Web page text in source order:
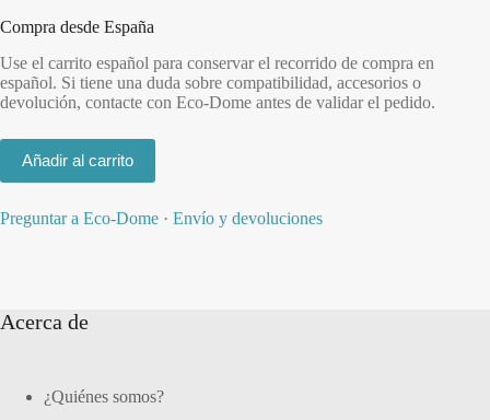
Compra desde España
Use el carrito español para conservar el recorrido de compra en
español. Si tiene una duda sobre compatibilidad, accesorios o
devolución, contacte con Eco-Dome antes de validar el pedido.
Añadir al carrito
Preguntar a Eco-Dome · Envío y devoluciones
Acerca de
¿Quiénes somos?